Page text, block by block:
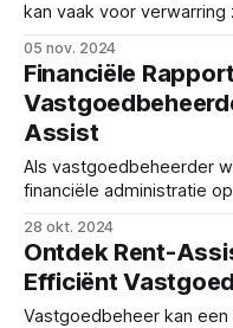
kan vaak voor
over wie welke kosten
kostenverdeling tussen
verhoudt, volgens de
Welke
05 nov. 2024
Financiële
Assist
Als vastgoedbeheerder
financiële administratie
houden van jou
tips voor effectief
Rent
28 okt. 2024
Ontdek Rent-
Efficiënt
Vastgoedbeheer kan